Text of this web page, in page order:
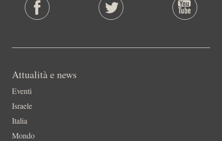
Attualità e news
Eventi
Israele
Italia
Mondo